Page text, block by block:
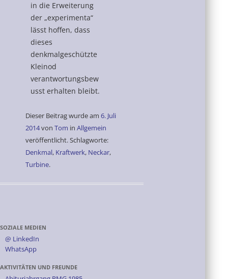
in die Erweiterung
der „experimenta“
lässt hoffen, dass
dieses
denkmalgeschützte
Kleinod
verantwortungsbew
usst erhalten bleibt.
Dieser Beitrag wurde am 6. Juli
2014von Tom in Allgemein
veröffentlicht. Schlagworte:
Denkmal, Kraftwerk, Neckar,
Turbine.
SOZIALE MEDIEN
@ LinkedIn
WhatsApp
AKTIVITÄTEN UND FREUNDE